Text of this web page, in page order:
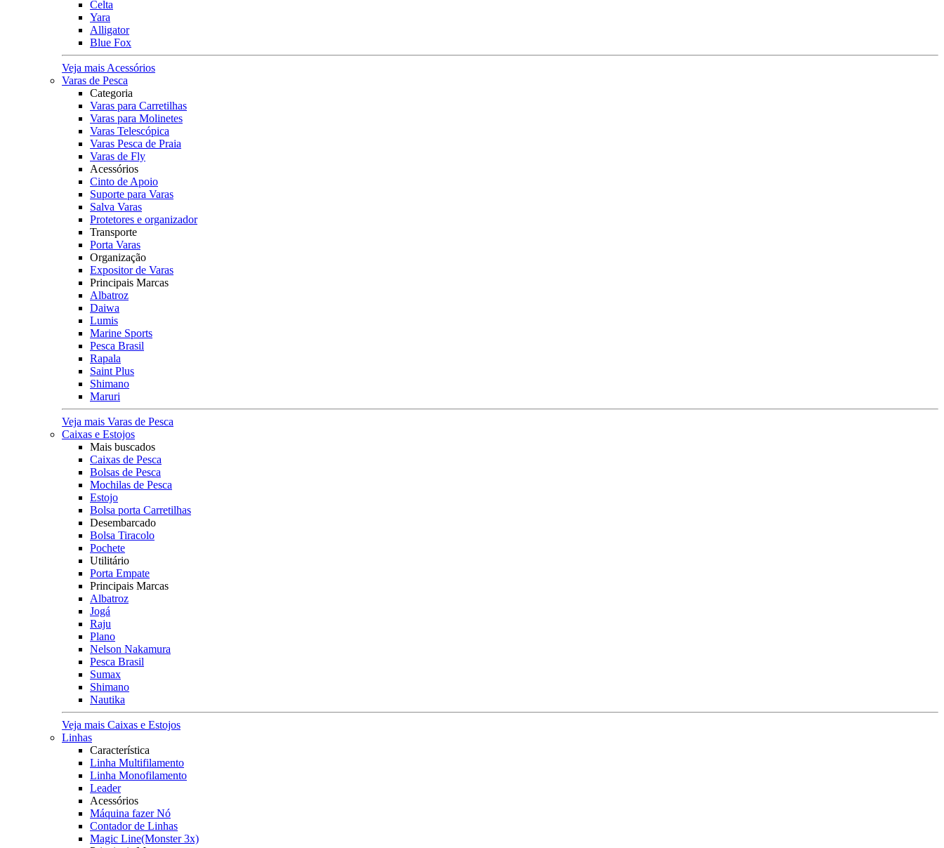
Celta
Yara
Alligator
Blue Fox
Veja mais Acessórios
Varas de Pesca
Categoria
Varas para Carretilhas
Varas para Molinetes
Varas Telescópica
Varas Pesca de Praia
Varas de Fly
Acessórios
Cinto de Apoio
Suporte para Varas
Salva Varas
Protetores e organizador
Transporte
Porta Varas
Organização
Expositor de Varas
Principais Marcas
Albatroz
Daiwa
Lumis
Marine Sports
Pesca Brasil
Rapala
Saint Plus
Shimano
Maruri
Veja mais Varas de Pesca
Caixas e Estojos
Mais buscados
Caixas de Pesca
Bolsas de Pesca
Mochilas de Pesca
Estojo
Bolsa porta Carretilhas
Desembarcado
Bolsa Tiracolo
Pochete
Utilitário
Porta Empate
Principais Marcas
Albatroz
Jogá
Raju
Plano
Nelson Nakamura
Pesca Brasil
Sumax
Shimano
Nautika
Veja mais Caixas e Estojos
Linhas
Característica
Linha Multifilamento
Linha Monofilamento
Leader
Acessórios
Máquina fazer Nó
Contador de Linhas
Magic Line(Monster 3x)